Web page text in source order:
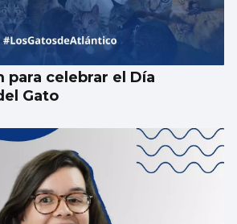
para celebrar el Día
Gato